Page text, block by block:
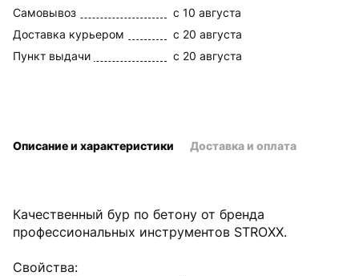
Самовывоз
c 10 августа
Доставка курьером
c 20 августа
Пункт выдачи
c 20 августа
Качественный бур по бетону от бренда
профессиональных инструментов STROXX.
Свойства:
Описание и характеристики Доставка и оплата